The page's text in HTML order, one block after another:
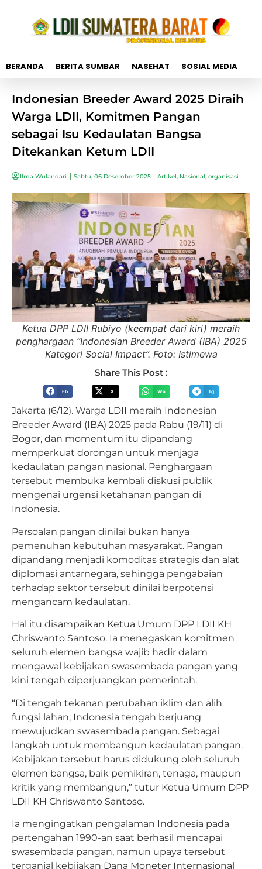
BERANDA BERITA SUMBAR NASEHAT SOSIAL MEDIA
Indonesian Breeder Award 2025 Diraih
Warga LDII, Komitmen Pangan
sebagai Isu Kedaulatan Bangsa
Ditekankan Ketum LDII
Ilma Wulandari Sabtu, 06 Desember 2025 Artikel, Nasional, organisasi
Ketua DPP LDII Rubiyo (keempat dari kiri) meraih
penghargaan “Indonesian Breeder Award (IBA) 2025
Kategori Social Impact”. Foto: Istimewa
Share This Post :
Fb X Wa Tg
Jakarta (6/12). Warga LDII meraih Indonesian
Breeder Award (IBA) 2025 pada Rabu (19/11) di
Bogor, dan momentum itu dipandang
memperkuat dorongan untuk menjaga
kedaulatan pangan nasional. Penghargaan
tersebut membuka kembali diskusi publik
mengenai urgensi ketahanan pangan di
Indonesia.
Persoalan pangan dinilai bukan hanya
pemenuhan kebutuhan masyarakat. Pangan
dipandang menjadi komoditas strategis dan alat
diplomasi antarnegara, sehingga pengabaian
terhadap sektor tersebut dinilai berpotensi
mengancam kedaulatan.
Hal itu disampaikan Ketua Umum DPP LDII KH
Chriswanto Santoso. Ia menegaskan komitmen
seluruh elemen bangsa wajib hadir dalam
mengawal kebijakan swasembada pangan yang
kini tengah diperjuangkan pemerintah.
“Di tengah tekanan perubahan iklim dan alih
fungsi lahan, Indonesia tengah berjuang
mewujudkan swasembada pangan. Sebagai
langkah untuk membangun kedaulatan pangan.
Kebijakan tersebut harus didukung oleh seluruh
elemen bangsa, baik pemikiran, tenaga, maupun
kritik yang membangun,” tutur Ketua Umum DPP
LDII KH Chriswanto Santoso.
Ia mengingatkan pengalaman Indonesia pada
pertengahan 1990-an saat berhasil mencapai
swasembada pangan, namun upaya tersebut
terganjal kebijakan Dana Moneter Internasional